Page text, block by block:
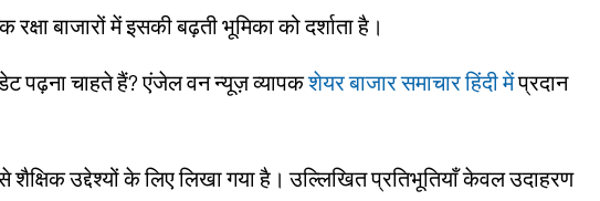
बाजारों में इसकी बढ़ती भूमिका को दर्शाता है।
पढ़ना चाहते हैं? एंजेल वन न्यूज़ व्यापकशेयर बाजार समाचार हिंदी मेंप्रदान
शैक्षिक उद्देश्यों के लिए लिखा गया है। उल्लिखित प्रतिभूतियाँ केवल उदाहरण